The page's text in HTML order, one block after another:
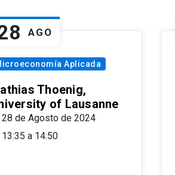
AGO
Aplicada
Thoenig,
of Lausanne
28 de Agosto de 2024
13:35 a 14:50